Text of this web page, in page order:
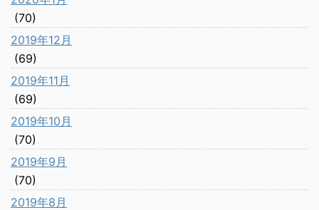
(70)
2019年12月
(69)
2019年11月
(69)
2019年10月
(70)
2019年9月
(70)
2019年8月